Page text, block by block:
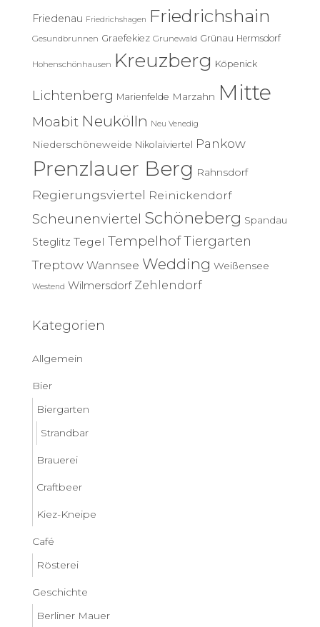
:Friedenau Friedrichshagen Friedrichshain
Gesundbrunnen Graefekiez Grunewald Grünau Hermsdorf
Hohenschönhausen Kreuzberg Köpenick
Lichtenberg Marienfelde Marzahn Mitte
Moabit Neukölln Neu Venedig
Niederschöneweide Nikolaiviertel Pankow
Prenzlauer Berg Rahnsdorf
Regierungsviertel Reinickendorf
Scheunenviertel Schöneberg Spandau
Steglitz Tegel TempelhofTiergarten
Treptow Wannsee Wedding Weißensee
Westend Wilmersdorf Zehlendorf
Kategorien
Allgemein
Bier
Biergarten
Strandbar
Brauerei
Craftbeer
Kiez-Kneipe
Café
Rösterei
Geschichte
Berliner Mauer